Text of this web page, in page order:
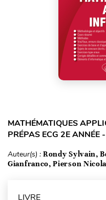
MATHÉMATIQUES
PRÉPAS ECG 2E ANNÉE
Auteur(s) : Rondy Sylvain,
Gianfranco, Pierson
LIVRE